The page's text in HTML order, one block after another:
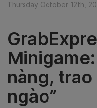
Thursday October 12th,
nàng,
ngào”